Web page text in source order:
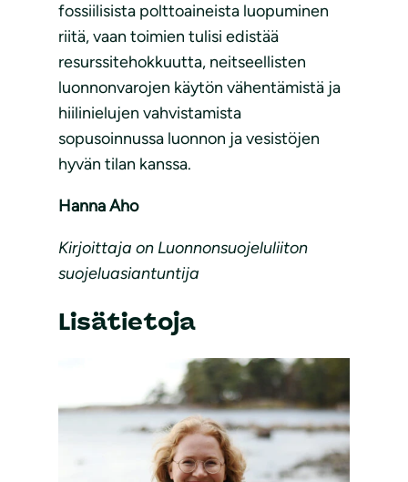
fossiilisista polttoaineista luopuminen
riitä, vaan toimien tulisi edistää
resurssitehokkuutta, neitseellisten
luonnonvarojen käytön vähentämistä ja
hiilinielujen vahvistamista
sopusoinnussa luonnon ja vesistöjen
hyvän tilan kanssa.
Hanna Aho
Kirjoittaja on Luonnonsuojeluliiton
suojeluasiantuntija
Lisätietoja